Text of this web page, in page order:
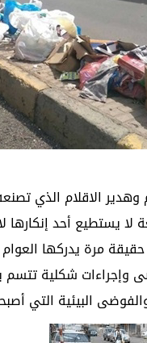
الاقلام الذي
لا يستطيع أحد
مرة يدركها العوام
وإجراءات شكلية تتسم
البيئية التي